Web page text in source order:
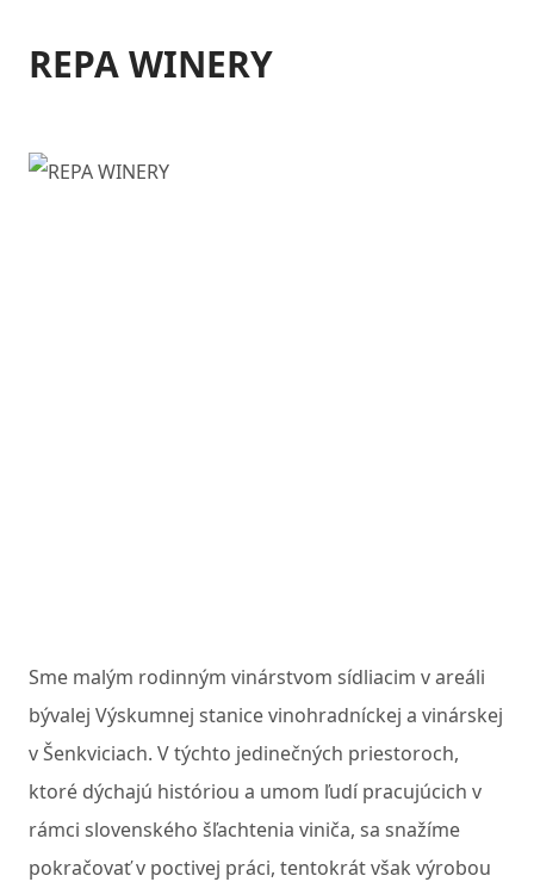
REPA WINERY
Sme malým rodinným vinárstvom sídliacim v areáli
bývalej Výskumnej stanice vinohradníckej a vinárskej
v Šenkviciach. V týchto jedinečných priestoroch,
ktoré dýchajú históriou a umom ľudí pracujúcich v
rámci slovenského šľachtenia viniča, sa snažíme
pokračovať v poctivej práci, tentokrát však výrobou